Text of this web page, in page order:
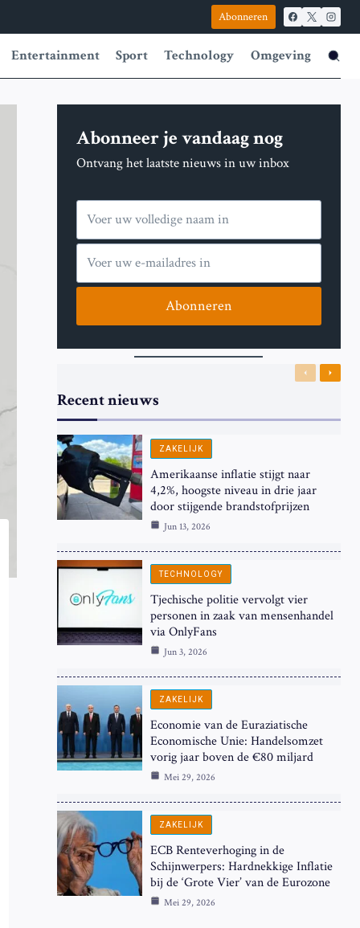
Abonneren
Entertainment Sport Technology Omgeving
Abonneer je vandaag nog
Ontvang het laatste nieuws in uw inbox
Abonneren
Recent nieuws
Previous
Next
ZAKELIJK
Amerikaanse inflatie stijgt naar
4,2%, hoogste niveau in drie jaar
door stijgende brandstofprijzen
Jun 13, 2026
TECHNOLOGY
Tjechische politie vervolgt vier
personen in zaak van mensenhandel
via OnlyFans
Jun 3, 2026
ZAKELIJK
Economie van de Euraziatische
Economische Unie: Handelsomzet
vorig jaar boven de €80 miljard
Mei 29, 2026
ZAKELIJK
ECB Renteverhoging in de
Schijnwerpers: Hardnekkige Inflatie
bij de ‘Grote Vier’ van de Eurozone
Mei 29, 2026